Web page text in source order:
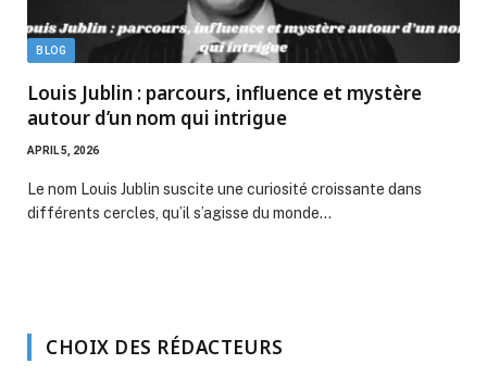
BLOG
Louis Jublin : parcours, influence et mystère
autour d’un nom qui intrigue
APRIL 5, 2026
Le nom Louis Jublin suscite une curiosité croissante dans
différents cercles, qu’il s’agisse du monde…
CHOIX DES RÉDACTEURS